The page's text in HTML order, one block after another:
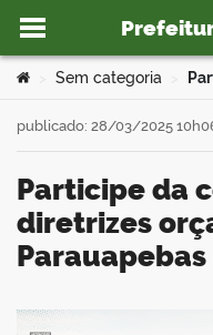
Ir para o conteúdo
portal
Você está aqui:
Sem categoria
Participe da construção das
diretrizes
publicado: 28/03/2025